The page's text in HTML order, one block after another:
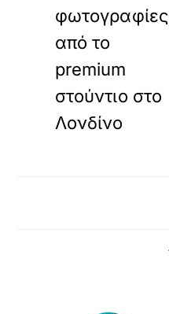
φωτογραφίες
από το
premium
στούντιο στο
Λονδίνο